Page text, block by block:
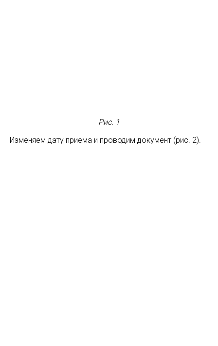
Рис. 1
Изменяем дату приема и проводим документ (рис. 2).